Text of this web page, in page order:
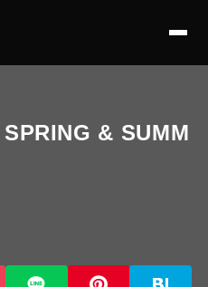
& SUMM